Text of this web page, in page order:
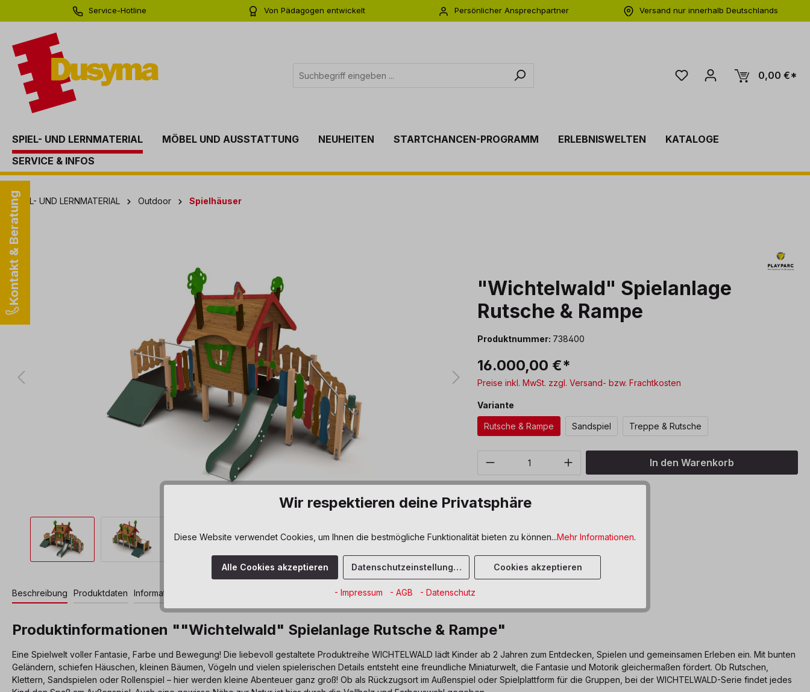
Zur Hauptnavigation springen
Service-Hotline
Von Pädagogen entwickelt
Persönlicher Ansprechpartner
Versand nur innerhalb Deutschlands
0,00 €*
SPIEL- UND LERNMATERIAL MÖBEL UND AUSSTATTUNG NEUHEITEN STARTCHANCEN-PROGRAMM ERLEBNISWELTEN
KATALOGE
SERVICE & INFOS
Kontakt & Beratung
SPIEL- UND LERNMATERIAL Outdoor Spielhäuser
Bildergalerie überspringen
"Wichtelwald" Spielanlage
Rutsche & Rampe
Produktnummer: 738400
16.000,00 €*
Preise inkl. MwSt. zzgl. Versand- bzw. Frachtkosten
Variante
Rutsche & Rampe Sandspiel Treppe & Rutsche
Produkt Anzahl: Gib den gewünschten Wert
In den Warenkorb
Beschreibung Produktdaten Informationen und Hinweise
Produktinformationen ""Wichtelwald" Spielanlage Rutsche & Rampe"
Eine Spielwelt voller Fantasie, Farbe und Bewegung! Die liebevoll gestaltete Produktreihe WICHTELWALD lädt Kinder ab 2 Jahren zum Entdecken, Spielen und gemeinsamen Erleben ein. Mit bunten
Geländern, schiefen Häuschen, kleinen Bäumen, Vögeln und vielen spielerischen Details entsteht eine freundliche Miniaturwelt, die Fantasie und Motorik gleichermaßen fördert. Ob Rutschen,
Klettern, Sandspielen oder Rollenspiel – hier werden kleine Abenteuer ganz groß! Ob als Rückzugsort im Außenspiel oder Spielplattform für die Gruppen, bei der WICHTELWALD-Serie findet jedes
Wir respektieren deine Privatsphäre
Diese Website verwendet Cookies, um Ihnen die bestmögliche Funktionalität bieten zu können...Mehr Informationen.
Alle Cookies akzeptieren Datenschutzeinstellungen Cookies akzeptieren
- Impressum - AGB - Datenschutz